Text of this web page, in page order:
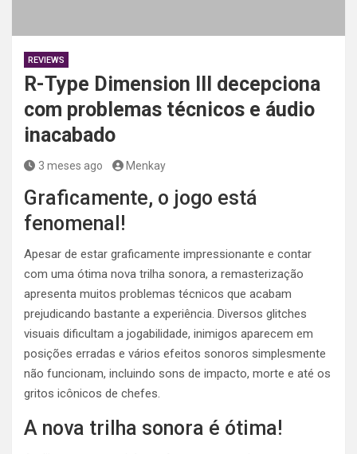
REVIEWS
R-Type Dimension III decepciona
com problemas técnicos e áudio
inacabado
3 meses ago Menkay
Graficamente, o jogo está
fenomenal!
Apesar de estar graficamente impressionante e contar
com uma ótima nova trilha sonora, a remasterização
apresenta muitos problemas técnicos que acabam
prejudicando bastante a experiência. Diversos glitches
visuais dificultam a jogabilidade, inimigos aparecem em
posições erradas e vários efeitos sonoros simplesmente
não funcionam, incluindo sons de impacto, morte e até os
gritos icônicos de chefes.
A nova trilha sonora é ótima!